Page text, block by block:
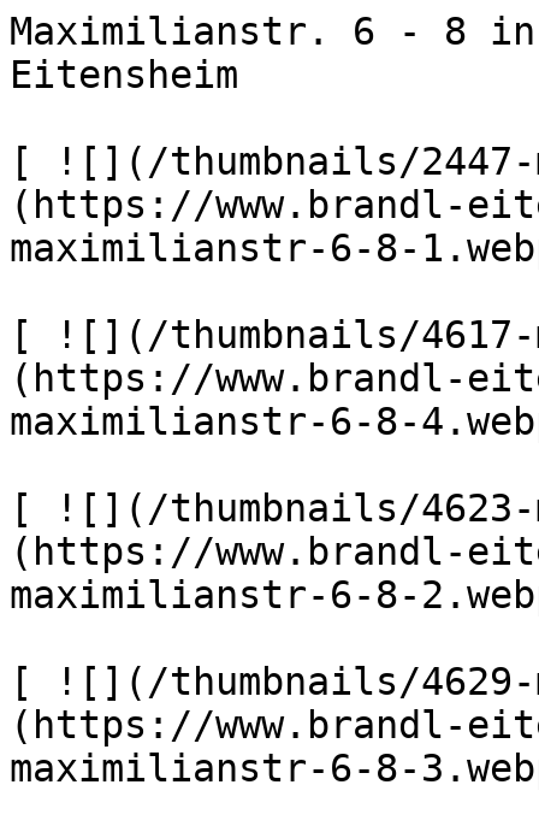
Maximilianstr. 6 - 8 in
Eitensheim
[ ![](/thumbnails/
(https://www.brandl-
maximilianstr-6-8-
[ ![](/thumbnails/
(https://www.brandl-
maximilianstr-6-8-
[ ![](/thumbnails/
(https://www.brandl-
maximilianstr-6-8-
[ ![](/thumbnails/
(https://www.brandl-
maximilianstr-6-8-